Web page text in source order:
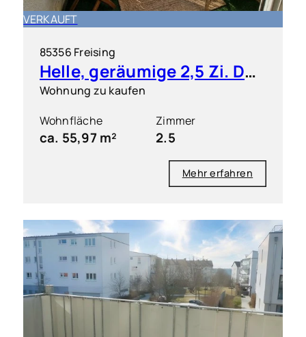
VERKAUFT
85356 Freising
Helle, geräumige 2,5 Zi. DG ETW mit kleiner Dachterrasse
Wohnung zu kaufen
Wohnfläche
ca. 55,97 m²
Zimmer
2.5
Mehr erfahren